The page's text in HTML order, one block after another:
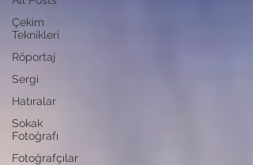
Çekim
Teknikleri
Röportaj
Sergi
Hatıralar
Sokak
Fotoğrafı
Fotoğrafçılar